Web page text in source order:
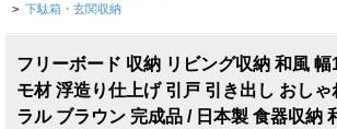
> 下駄箱・玄関収納
フリーボード 収納 リビング収納 和風 幅
モ材 浮造り仕上げ 引戸 引き出し おしゃ
ラル ブラウン 完成品 / 日本製 食器収納